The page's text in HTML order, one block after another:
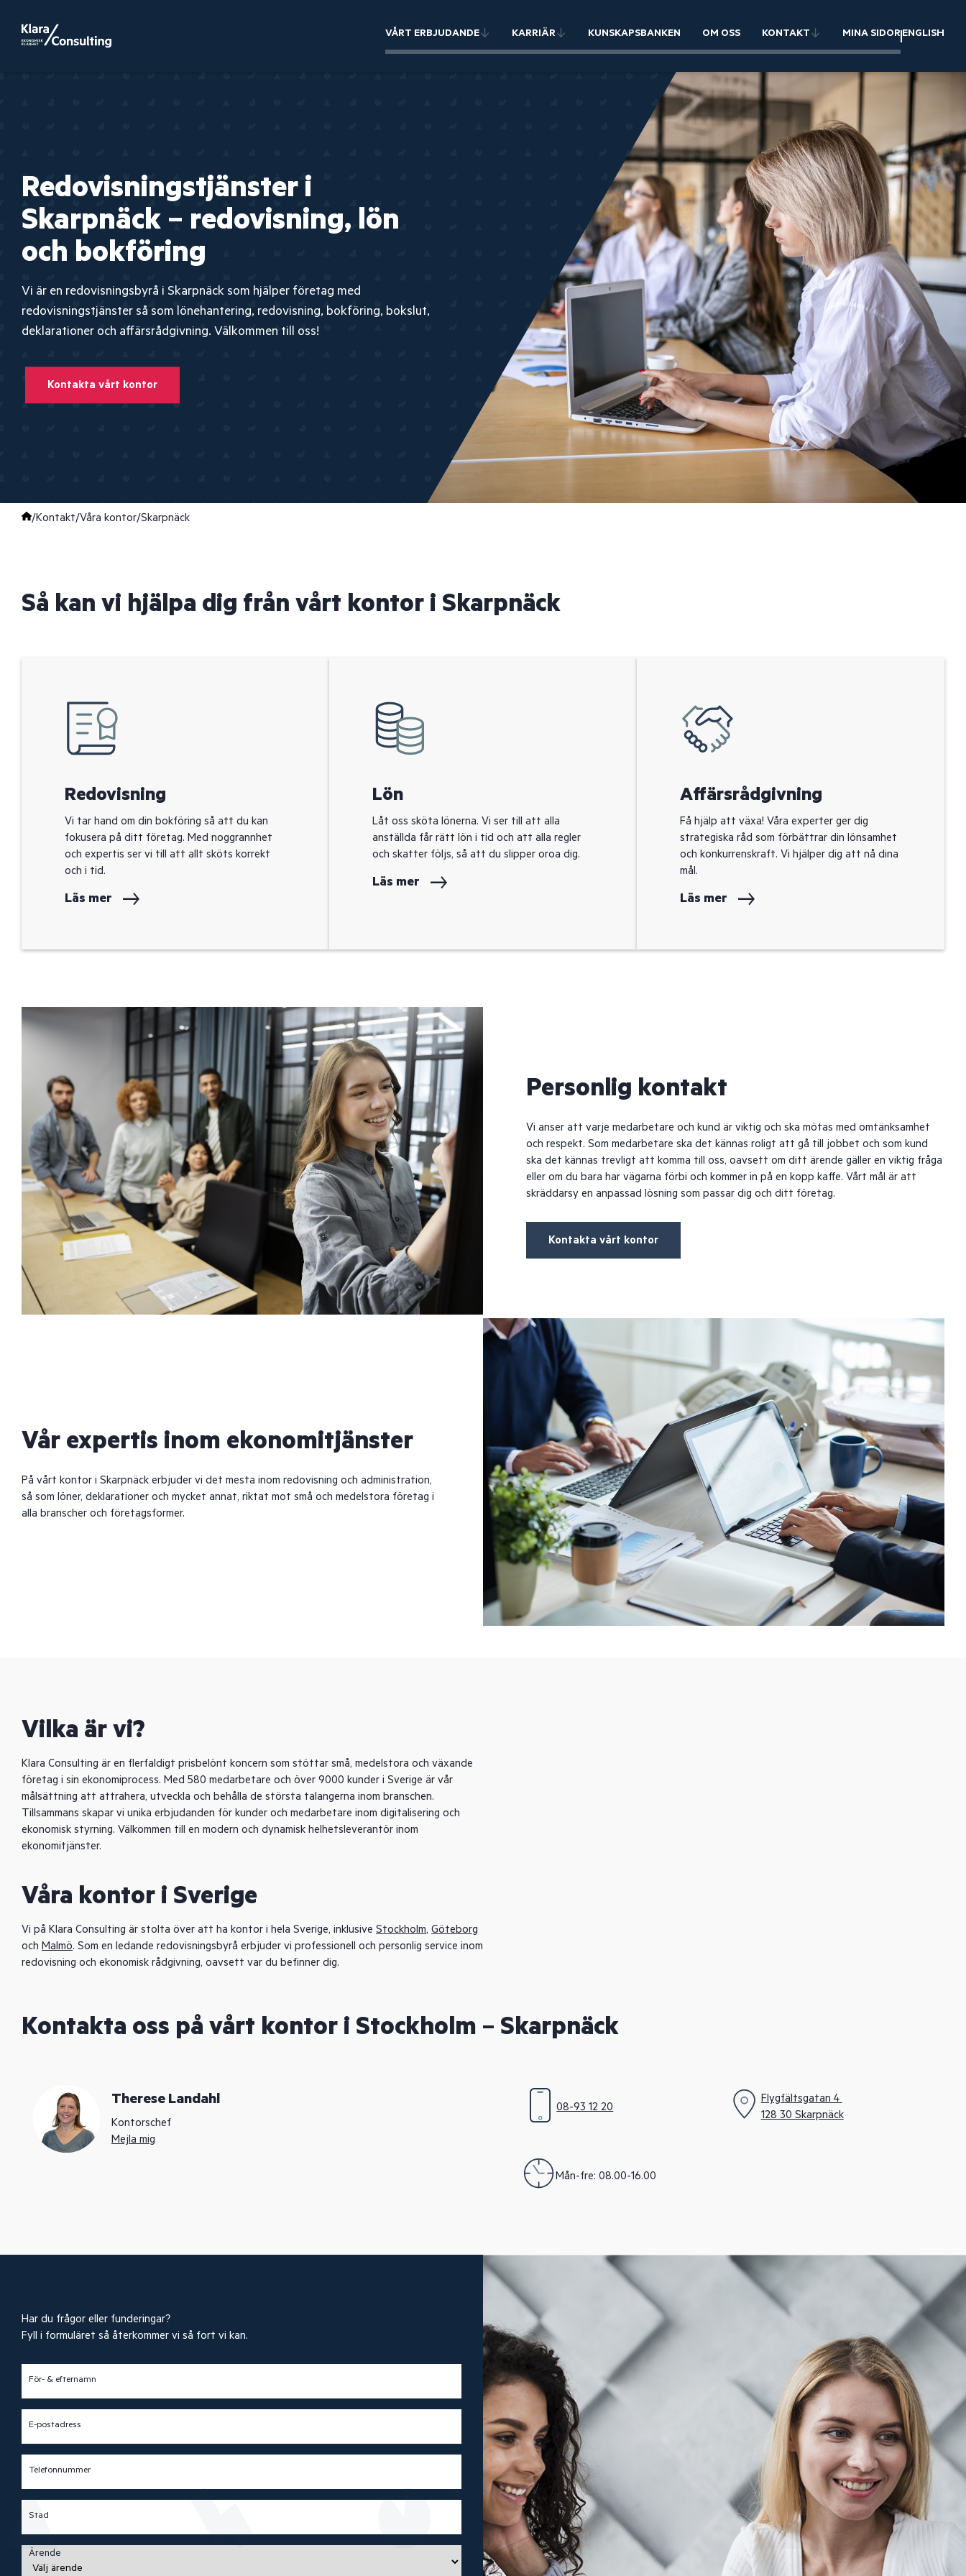
VÅRT ERBJUDANDE KARRIÄR KUNSKAPSBANKEN OM OSS KONTAKT MINA SIDOR ENGLISH
Redovisningstjänster i
Skarpnäck – redovisning, lön
och bokföring
Vi är en redovisningsbyrå i Skarpnäck som hjälper företag med
redovisningstjänster så som lönehantering, redovisning, bokföring, bokslut,
deklarationer och affärsrådgivning. Välkommen till oss!
Kontakta vårt kontor
/Kontakt/Våra kontor/Skarpnäck
Så kan vi hjälpa dig från vårt kontor i Skarpnäck
Redovisning
Vi tar hand om din bokföring så att du kan
fokusera på ditt företag. Med noggrannhet
och expertis ser vi till att allt sköts korrekt
och i tid.
Läs mer
Lön
Låt oss sköta lönerna. Vi ser till att alla
anställda får rätt lön i tid och att alla regler
och skatter följs, så att du slipper oroa dig.
Läs mer
Affärsrådgivning
Få hjälp att växa! Våra experter ger dig
strategiska råd som förbättrar din lönsamhet
och konkurrenskraft. Vi hjälper dig att nå dina
mål.
Läs mer
Personlig kontakt
Vi anser att varje medarbetare och kund är viktig och ska mötas med omtänksamhet
och respekt. Som medarbetare ska det kännas roligt att gå till jobbet och som kund
ska det kännas trevligt att komma till oss, oavsett om ditt ärende gäller en viktig fråga
eller om du bara har vägarna förbi och kommer in på en kopp kaffe. Vårt mål är att
skräddarsy en anpassad lösning som passar dig och ditt företag.
Kontakta vårt kontor
Vår expertis inom ekonomitjänster
På vårt kontor i Skarpnäck erbjuder vi det mesta inom redovisning och administration,
så som löner, deklarationer och mycket annat, riktat mot små och medelstora företag i
alla branscher och företagsformer.
Vilka är vi?
Klara Consulting är en flerfaldigt prisbelönt koncern som stöttar små, medelstora och växande
företag i sin ekonomiprocess. Med 580 medarbetare och över 9000 kunder i Sverige är vår
målsättning att attrahera, utveckla och behålla de största talangerna inom branschen.
Tillsammans skapar vi unika erbjudanden för kunder och medarbetare inom digitalisering och
ekonomisk styrning. Välkommen till en modern och dynamisk helhetsleverantör inom
ekonomitjänster.
Våra kontor i Sverige
Vi på Klara Consulting är stolta över att ha kontor i hela Sverige, inklusive Stockholm, Göteborg
och Malmö. Som en ledande redovisningsbyrå erbjuder vi professionell och personlig service inom
redovisning och ekonomisk rådgivning, oavsett var du befinner dig.
Kontakta oss på vårt kontor i Stockholm – Skarpnäck
Therese Landahl
Kontorschef
Mejla mig
08-93 12 20
Flygfältsgatan 4
128 30 Skarpnäck
Mån-fre: 08.00-16.00
Har du frågor eller funderingar?
Fyll i formuläret så återkommer vi så fort vi kan.
För- & efternamn
E-postadress
Telefonnummer
Stad
Ärende